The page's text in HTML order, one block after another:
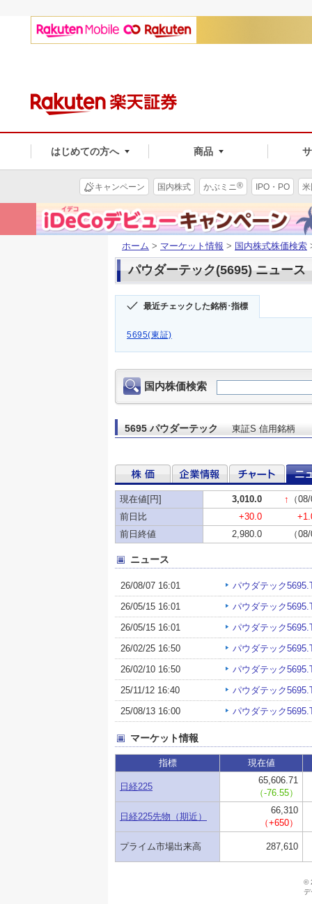
はじめての方へ 商品
キャンペーン 国内株式 かぶミニ® IPO・PO
ホーム > マーケット情報 > 国内株式株価検索
パウダーテック(5695) ニュース
最近チェックした銘柄･指標
5695(東証)